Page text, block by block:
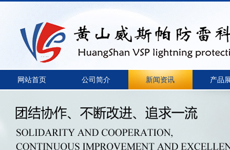
网站首页 公司简介 新闻资讯 产品